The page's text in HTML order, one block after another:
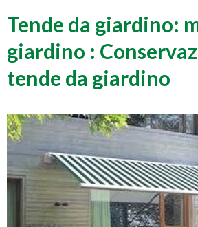
Tende da giardino:
giardino :
tende da giardino